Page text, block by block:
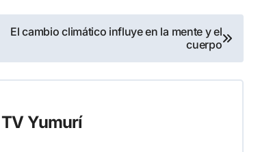
El cambio climático influye en la mente y el
cuerpo
Yumurí